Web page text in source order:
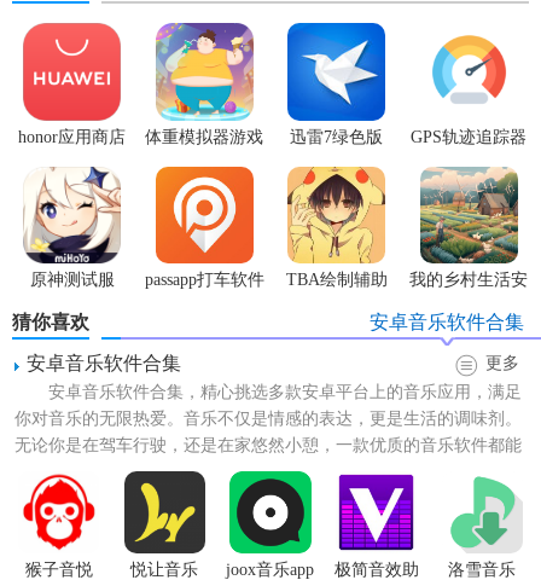
【苏澜音乐特色】
1. 个性化播放界面：提供多种主题选择和自定义背景，让用
户根据个人喜好打造专属的音乐播放空间。
2. 智能推荐系统：根据用户的听歌习惯和偏好，智能推送相
似风格的曲目，发现更多音乐宝藏。
honor应用商店 体重模拟器游戏 迅雷7绿色版 GPS轨迹追踪器
原神测试服
passapp打车软件
TBA绘制辅助
我的乡村生活安
卓版
猜你喜欢
安卓音乐软件合集
安卓音乐软件合集
更多
安卓音乐软件合集，精心挑选多款安卓平台上的音乐应用，满足
你对音乐的无限热爱。音乐不仅是情感的表达，更是生活的调味剂。
无论你是在驾车行驶，还是在家悠然小憩，一款优质的音乐软件都能
为你的日常增添一抹亮色。...
猴子音悦 悦让音乐 joox音乐app
极简音效助
洛雪音乐